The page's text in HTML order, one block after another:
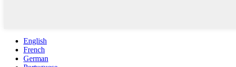
English
French
German